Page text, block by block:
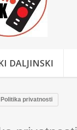
DALJINSKI
Politika privatnosti